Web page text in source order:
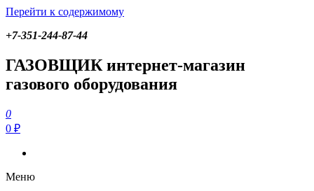
Перейти к содержимому
+7-351-244-87-44
ГАЗОВЩИК интернет-магазин
газового оборудования
ГАЗОВЩИК
Газовые котлы, запчасти и оборудование для отопления
0
0 ₽
Меню